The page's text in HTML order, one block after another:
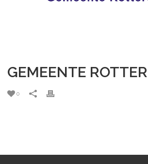
GEMEENTE
0